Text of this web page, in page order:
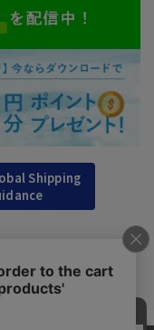
Shipping
く表示
採用情報